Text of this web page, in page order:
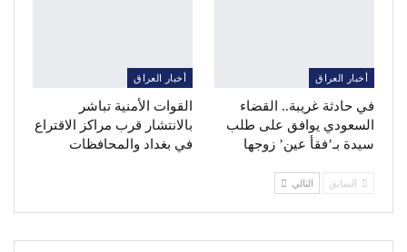
أخبار العراق
في حادثة غريبة.. القضاء
السعودي يوافق على طلب
سيدة بـ’فقأ عين’ زوجها
أخبار العراق
القوات الأمنية تباشر
بالانتشار قرب مراكز الاقتراع
في بغداد والمحافظات
السابق التالي